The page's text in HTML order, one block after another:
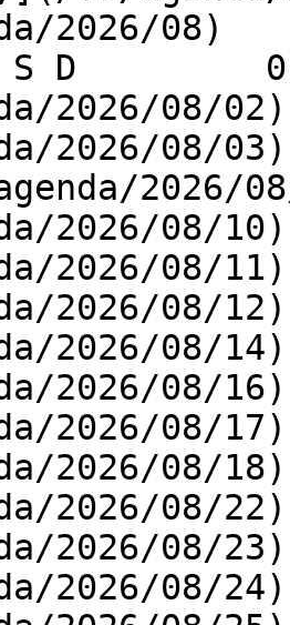
2026/08)
S D
2026/08/
2026/08/
2026/
2026/08/
2026/08/
2026/08/
2026/08/
2026/08/
2026/08/
2026/08/
2026/08/
2026/08/
2026/08/